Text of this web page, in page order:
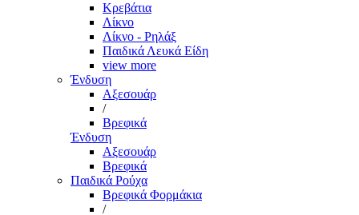
Κρεβάτια
Λίκνο
Λίκνο - Ρηλάξ
Παιδικά Λευκά Είδη
view more
Ένδυση
Αξεσουάρ
/
Βρεφικά
Ένδυση
Αξεσουάρ
Βρεφικά
Παιδικά Ρούχα
Βρεφικά Φορμάκια
/